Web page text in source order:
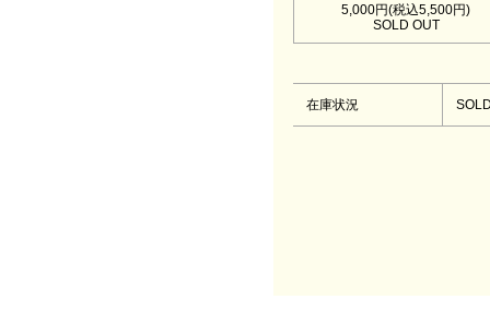
5,000円(税込5,500円)
SOLD OUT
在庫状況